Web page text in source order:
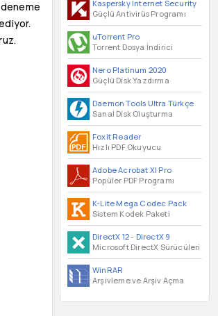
Kaspersky Internet Security
Güçlü Antivirüs Programı
uTorrent Pro
Torrent Dosya İndirici
Nero Platinum 2020
Güçlü Disk Yazdırma
Daemon Tools Ultra Türkçe
Sanal Disk Oluşturma
Foxit Reader
Hızlı PDF Okuyucu
Adobe Acrobat XI Pro
Popüler PDF Programı
K-Lite Mega Codec Pack
Sistem Kodek Paketi
DirectX 12- DirectX 9
Microsoft DirectX Sürücüleri
WinRAR
Arşivleme ve Arşiv Açma